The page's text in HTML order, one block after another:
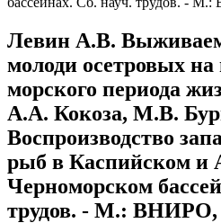
Левин А.В.
молоди осетровых
морского периода
А.А. Кокоза, М.В.
Воспроизводство
рыб в Каспийском и
Черноморском
трудов. - М.: ВНИРО,